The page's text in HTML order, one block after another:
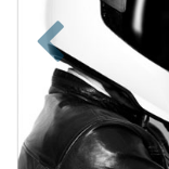
Zurück